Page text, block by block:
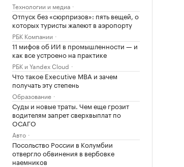
Технологии и медиа
Отпуск без «сюрпризов»: пять вещей, о
которых туристы жалеют в аэропорту
РБК Компании
11 мифов об ИИ в промышленности — и
как все устроено на практике
РБК и Yandex Cloud
Что такое Executive MBA и зачем
получать эту степень
Образование
Суды и новые траты. Чем еще грозит
водителям запрет сверхвыплат по
ОСАГО
Авто
Посольство России в Колумбии
отвергло обвинения в вербовке
наемников